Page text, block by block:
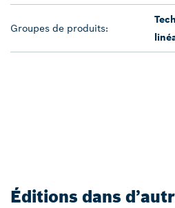
Groupes de produits:
Éditions dans